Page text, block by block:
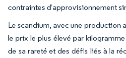
contraintes d'approvisionnement
Le scandium, avec une production
le prix le plus élevé par
de sa rareté et des défis liés à la